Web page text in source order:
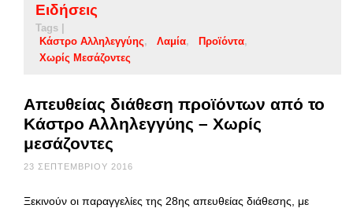
Ειδήσεις
Tags |
Κάστρο Αλληλεγγύης
Λαμία
Προϊόντα
Χωρίς Μεσάζοντες
Απευθείας διάθεση προϊόντων από το
Κάστρο Αλληλεγγύης – Χωρίς
μεσάζοντες
23 ΣΕΠΤΕΜΒΡΊΟΥ 2016
Ξεκινούν οι παραγγελίες της 28ης απευθείας διάθεσης, με